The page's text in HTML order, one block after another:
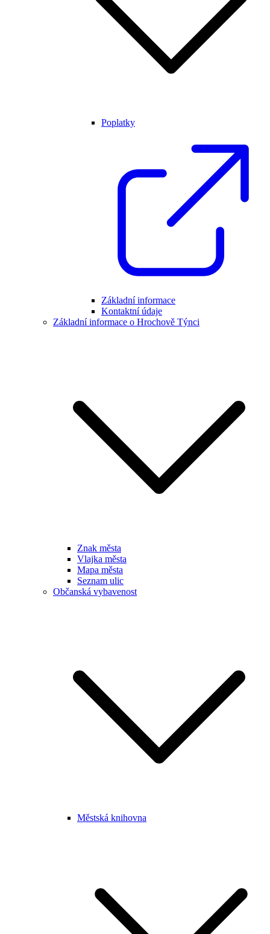
Poplatky
Základní informace
Kontaktní údaje
Základní informace o Hrochově Týnci
Znak města
Vlajka města
Mapa města
Seznam ulic
Občanská vybavenost
Městská knihovna